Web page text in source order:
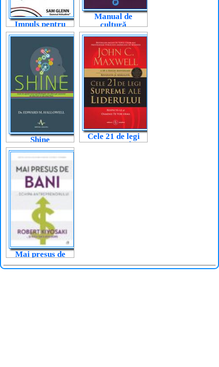
Impuls pentru
atitudine
Manual de
cultură
organizațională
Shine
Cele 21 de legi
supreme ale
Mai presus de